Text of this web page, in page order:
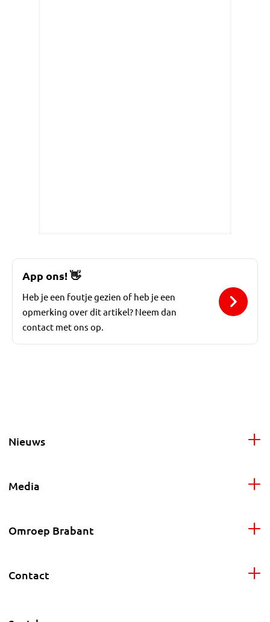
App ons!👋
Heb je een foutje gezien of heb je een
opmerking over dit artikel? Neem dan
contact met ons op.
Nieuws
Media
Omroep Brabant
Contact